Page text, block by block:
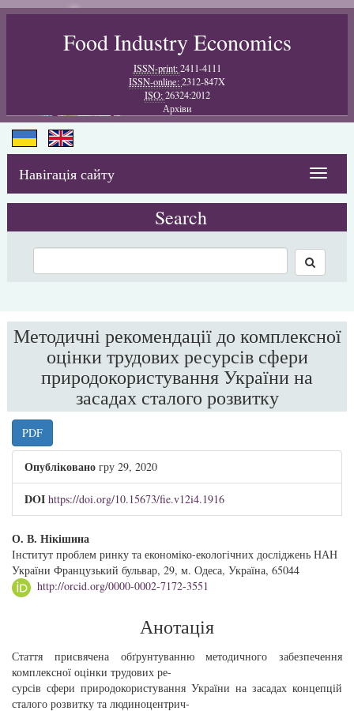
Food Industry Economics
ISSN-print:2411-4111
ISSN-online:2312-847X
ISO:26324:2012
Архiви
Toggle
Навігація сайту
Search
Методичні рекомендації до комплексної
оцінки трудових ресурсів сфери
природокористування України на
засадах сталого розвитку
PDF
Опубліковано гру 29, 2020
DOI https://doi.org/10.15673/fie.v12i4.1916
##plugins.themes.bootstrap3.article.main##
О. В. Нікішина
Інститут проблем ринку та економіко-екологічних досліджень НАН
України Французький бульвар, 29, м. Одеса, Україна, 65044
http://orcid.org/0000-0002-7172-3551
Анотація
Стаття присвячена обґрунтуванню методичного забезпечення
комплексної оцінки трудових ре-
сурсів сфери природокористування України на засадах концепцій
сталого розвитку та людиноцентрич-